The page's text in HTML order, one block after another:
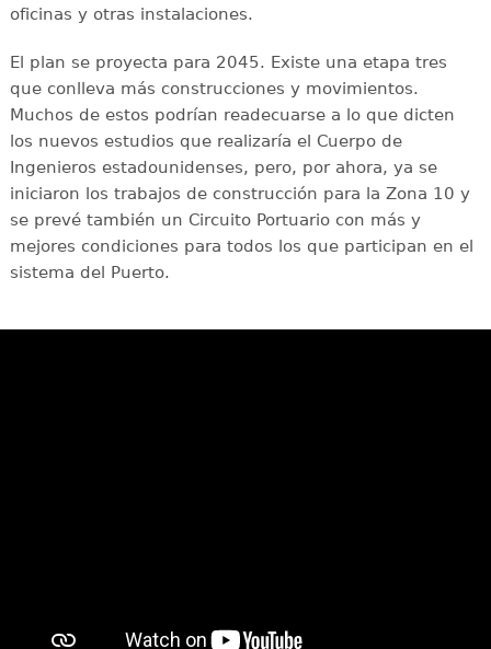
oficinas y otras instalaciones.
El plan se proyecta para 2045. Existe una etapa tres
que conlleva más construcciones y movimientos.
Muchos de estos podrían readecuarse a lo que dicten
los nuevos estudios que realizaría el Cuerpo de
Ingenieros estadounidenses, pero, por ahora, ya se
iniciaron los trabajos de construcción para la Zona 10 y
se prevé también un Circuito Portuario con más y
mejores condiciones para todos los que participan en el
sistema del Puerto.